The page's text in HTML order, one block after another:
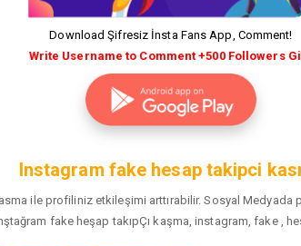
Download Şifresiz İnsta Fans App, Comment!
Write Username to Comment +500 Followers
Instagram fake hesap takipci
ile profiliniz etkileşimi arttırabilir. Sosyal Medyada
fake heşap takıpÇı kaşma, instagram, fake ,